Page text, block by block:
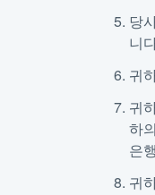
당
니
귀
귀
하
은
귀